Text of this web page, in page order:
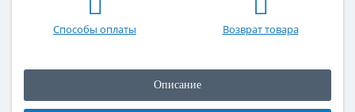
Способы оплаты Возврат товара
Описание